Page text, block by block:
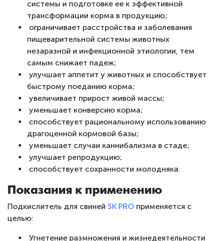
системы и подготовке ее к эффективной
трансформации корма в продукцию;
ограничивает расстройства и заболевания
пищеварительной системы животных
незаразной и инфекционной этиологии, тем
самым снижает падеж;
улучшает аппетит у животных и способствует
быстрому поеданию корма;
увеличивает прирост живой массы;
уменьшает конверсию корма;
способствует рациональному использованию
драгоценной кормовой базы;
уменьшает случаи каннибализма в стаде;
улучшает репродукцию;
способствует сохранности молодняка.
Показания к применению
Подкислитель для свиней SK PRO применяется с
целью:
Угнетение размножения и жизнедеятельности